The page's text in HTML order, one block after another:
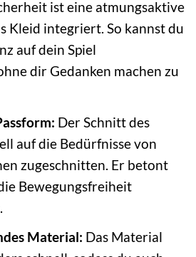
ist eine atmungsaktive
Kleid integriert. So kannst du
auf dein Spiel
dir Gedanken machen zu
Der Schnitt des
auf die Bedürfnisse von
zugeschnitten. Er betont
Bewegungsfreiheit
Material: Das Material